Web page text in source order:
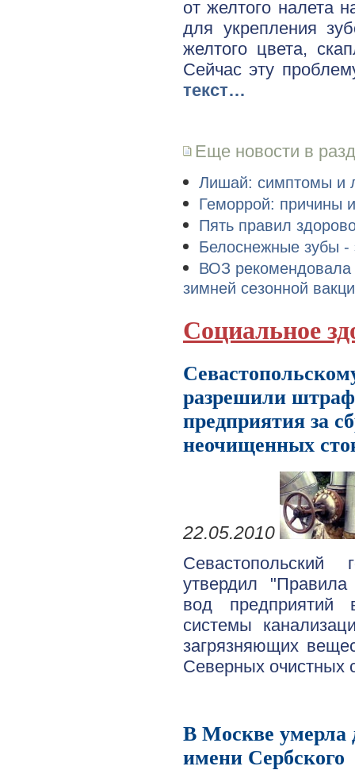
от желтого налета
для укрепления
желтого цвета,
Сейчас эту
текст…
Еще новости в
Лишай: симптомы и
Геморрой: причины
Пять правил
Белоснежные зубы -
ВОЗ рекомендовала
зимней сезонной
Социальное
разрешили
предприятия за
неочищенных
22.05.2010
Севастопольский
утвердил
вод предприятий
системы
загрязняющих
Северных
В Москве умерла
имени Сербского